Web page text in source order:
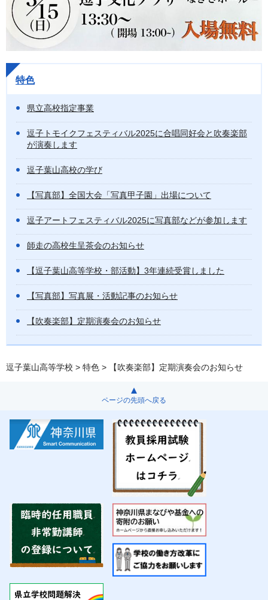
特色
県立高校指定事業
逗子トモイクフェスティバル2025に合唱同好会と吹奏楽部
が演奏します
逗子葉山高校の学び
【写真部】全国大会「写真甲子園」出場について
逗子アートフェスティバル2025に写真部などが参加します
師走の高校生呈茶会のお知らせ
【逗子葉山高等学校・部活動】3年連続受賞しました
【写真部】写真展・活動記事のお知らせ
【吹奏楽部】定期演奏会のお知らせ
逗子葉山高等学校 > 特色 > 【吹奏楽部】定期演奏会のお知らせ
ページの先頭へ戻る